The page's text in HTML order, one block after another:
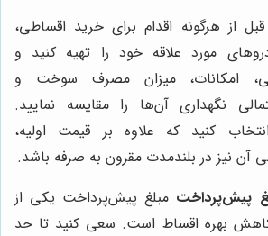
قبل از هرگونه اقدام برای خرید اقساطی،
مورد علاقه خود را تهیه کنید و
امکانات، میزان مصرف سوخت و
نگهداری آن‌ها را مقایسه نمایید.
کنید که علاوه بر قیمت اولیه،
آن نیز در بلندمدت مقرون به صرفه باشد.
پیش‌پرداخت مبلغ پیش‌پرداخت یکی از
کاهش بهره اقساط است. سعی کنید تا حد